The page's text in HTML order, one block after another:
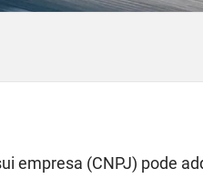
empresa (CNPJ) pode